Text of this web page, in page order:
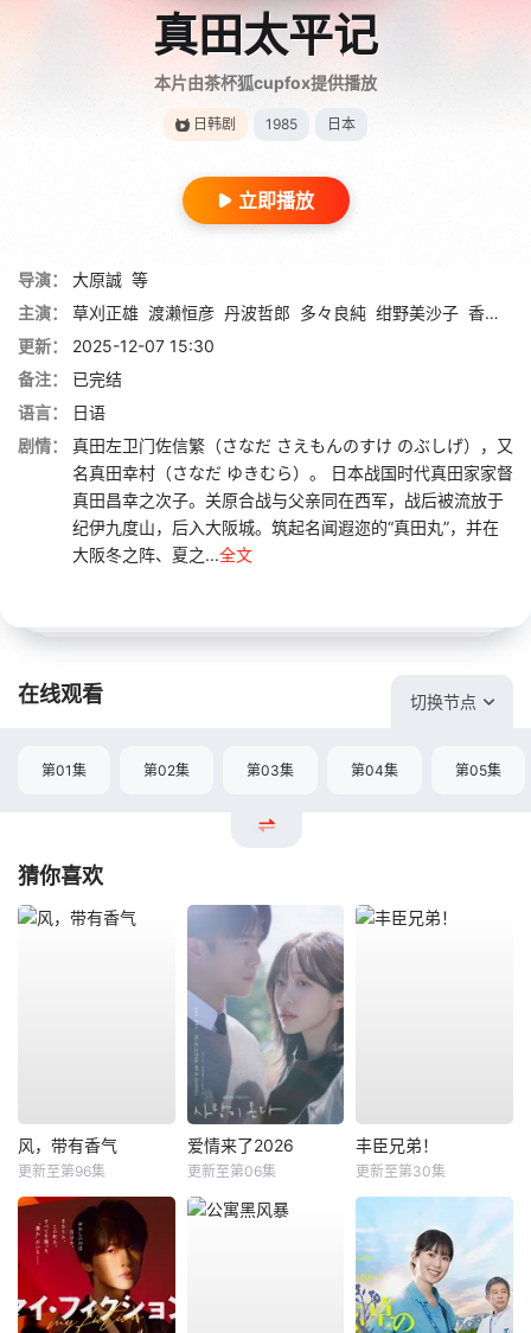
真田太平记
本片由茶杯狐cupfox提供播放
日韩剧 1985 日本
立即播放
导演： 大原誠 等
主演：
草刈正雄 渡濑恒彦 丹波哲郎 多々良純 绀野美沙子 香野百合子
更新：
2025-12-07 15:30
备注：
已完结
语言：
日语
剧情：
真田左卫门佐信繁（さなだ さえもんのすけ のぶしげ），又
名真田幸村（さなだ ゆきむら）。 日本战国时代真田家家督
真田昌幸之次子。关原合战与父亲同在西军，战后被流放于
纪伊九度山，后入大阪城。筑起名闻遐迩的“真田丸”，并在
大阪冬之阵、夏之...全文
在线观看 切换节点
第01集 第02集 第03集 第04集 第05集
猜你喜欢
风，带有香气
更新至第96集
爱情来了2026
更新至第06集
丰臣兄弟！
更新至第30集